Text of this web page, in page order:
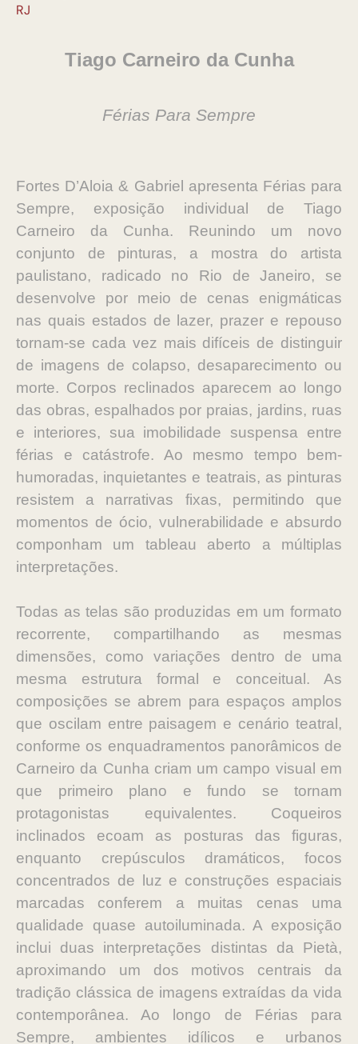
RJ
Tiago Carneiro da Cunha
Férias Para Sempre
Fortes D’Aloia & Gabriel apresenta Férias para
Sempre, exposição individual de Tiago
Carneiro da Cunha. Reunindo um novo
conjunto de pinturas, a mostra do artista
paulistano, radicado no Rio de Janeiro, se
desenvolve por meio de cenas enigmáticas
nas quais estados de lazer, prazer e repouso
tornam-se cada vez mais difíceis de distinguir
de imagens de colapso, desaparecimento ou
morte. Corpos reclinados aparecem ao longo
das obras, espalhados por praias, jardins, ruas
e interiores, sua imobilidade suspensa entre
férias e catástrofe. Ao mesmo tempo bem-
humoradas, inquietantes e teatrais, as pinturas
resistem a narrativas fixas, permitindo que
momentos de ócio, vulnerabilidade e absurdo
componham um tableau aberto a múltiplas
interpretações.
Todas as telas são produzidas em um formato
recorrente, compartilhando as mesmas
dimensões, como variações dentro de uma
mesma estrutura formal e conceitual. As
composições se abrem para espaços amplos
que oscilam entre paisagem e cenário teatral,
conforme os enquadramentos panorâmicos de
Carneiro da Cunha criam um campo visual em
que primeiro plano e fundo se tornam
protagonistas equivalentes. Coqueiros
inclinados ecoam as posturas das figuras,
enquanto crepúsculos dramáticos, focos
concentrados de luz e construções espaciais
marcadas conferem a muitas cenas uma
qualidade quase autoiluminada. A exposição
inclui duas interpretações distintas da Pietà,
aproximando um dos motivos centrais da
tradição clássica de imagens extraídas da vida
contemporânea. Ao longo de Férias para
Sempre, ambientes idílicos e urbanos